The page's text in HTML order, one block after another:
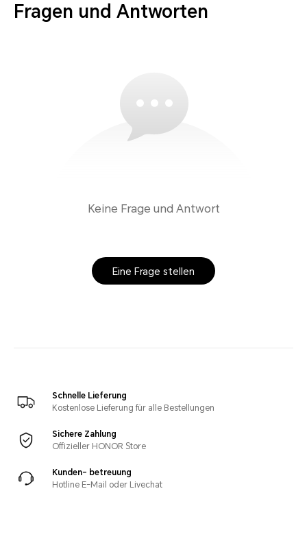
Fragen und Antworten
Keine Frage und Antwort
Eine Frage stellen
Schnelle Lieferung
Kostenlose Lieferung für alle Bestellungen
Sichere Zahlung
Offizieller HONOR Store
Kunden- betreuung
Hotline E-Mail oder Livechat